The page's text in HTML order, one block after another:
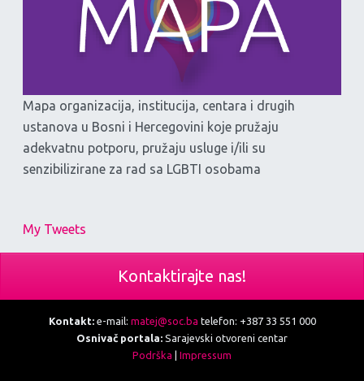
Mapa organizacija, institucija, centara i drugih
ustanova u Bosni i Hercegovini koje pružaju
adekvatnu potporu, pružaju usluge i/ili su
senzibilizirane za rad sa LGBTI osobama
My Tweets
Kontaktirajte nas!
Kontakt:e-mail: matej@soc.ba telefon: +387 33 551 000
Osnivač portala: Sarajevski otvoreni centar
Podrška
Impressum